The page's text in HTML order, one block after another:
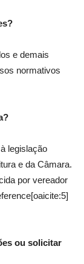
e demais
normativos
legislação
e da Câmara.
por vereador
ou solicitar